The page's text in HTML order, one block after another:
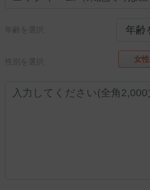
年齢を選択
性別を選択 女性